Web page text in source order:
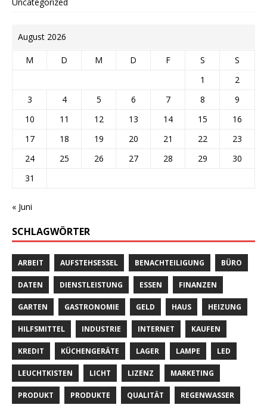
August 2026
M D M D F S
S
1
2
3
4 5 6 7 8
9
10
11 12 13 14 15
16
17
18 19 20 21 22
23
24
25 26 27 28 29
30
31
« Juni
SCHLAGWÖRTER
ARBEIT AUFSTEHSESSEL BENACHTEILIGUNG BÜRO
DATEN DIENSTLEISTUNG ESSEN FINANZEN
GARTEN GASTRONOMIE GELD HAUS HEIZUNG
HILFSMITTEL INDUSTRIE INTERNET KAUFEN
KREDIT KÜCHENGERÄTE LAGER LAMPE LED
LEUCHTKISTEN LICHT LIZENZ MARKETING
PRODUKT PRODUKTE QUALITÄT REGENWASSER